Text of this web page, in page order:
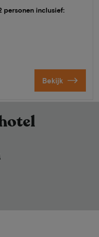
personen inclusief:
Bekijk